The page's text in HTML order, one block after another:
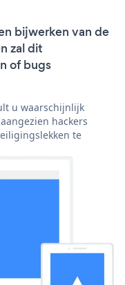
bijwerken van de
zal dit
of bugs
u waarschijnlijk
hackers
te